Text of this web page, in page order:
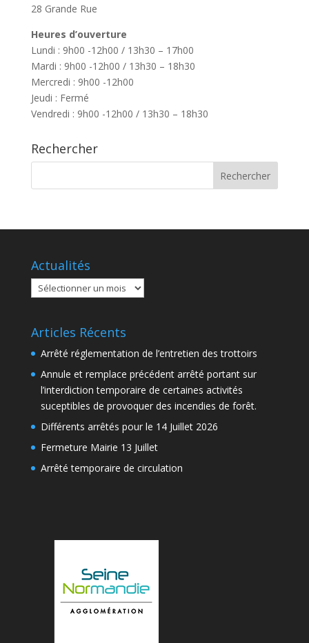
28 Grande Rue
Heures d’ouverture
Lundi : 9h00 -12h00 / 13h30 – 17h00
Mardi : 9h00 -12h00 / 13h30 – 18h30
Mercredi : 9h00 -12h00
Jeudi : Fermé
Vendredi : 9h00 -12h00 / 13h30 – 18h30
Rechercher
Actualités
Actualités
Articles Récents
Arrêté réglementation de l’entretien des trottoirs
Annule et remplace précédent arrêté portant sur
l’interdiction temporaire de certaines activités
suceptibles de provoquer des incendies de forêt.
Différents arrêtés pour le 14 Juillet 2026
Fermeture Mairie 13 Juillet
Arrêté temporaire de circulation